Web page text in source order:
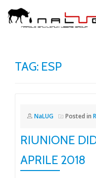
Skip
TAG: ESP
NaLUG Posted in
RIUNIONE
APRILE 2018